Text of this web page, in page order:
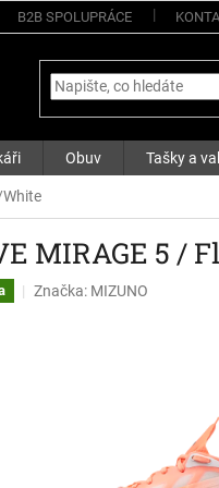
B2B SPOLUPRÁCE
Obuv Tašky a
White
MIRAGE 5 /
Značka: MIZUNO